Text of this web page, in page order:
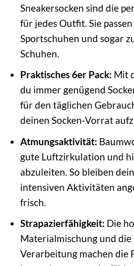
Sneakersocken sind die
für jedes Outfit. Sie passen
Sportschuhen und sogar
Schuhen.
Praktisches 6er Pack: Mit
du immer genügend
für den täglichen
deinen Socken-Vorrat
Atmungsaktivität:
gute Luftzirkulation und
abzuleiten. So bleiben
intensiven Aktivitäten
frisch.
Strapazierfähigkeit: Die
Materialmischung und
Verarbeitung machen die